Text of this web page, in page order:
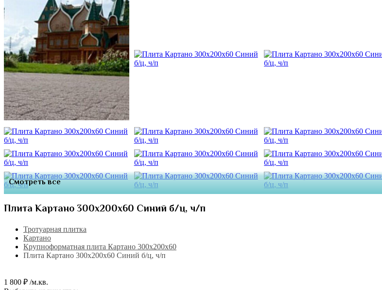
Смотреть все
Плита Картано 300х200х60 Синий б/ц, ч/п
Тротуарная плитка
Картано
Крупноформатная плита Картано 300х200х60
Плита Картано 300х200х60 Синий б/ц, ч/п
1 800 ₽ /м.кв.